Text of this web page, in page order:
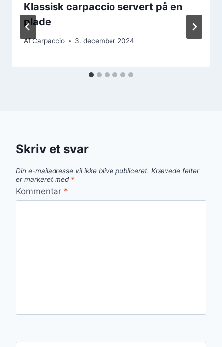
Klassisk carpaccio servert på en
plade
AfCarpaccio 3. december 2024
Skriv et svar
Din e-mailadresse vil ikke blive publiceret. Krævede felter
er markeret med *
Kommentar *